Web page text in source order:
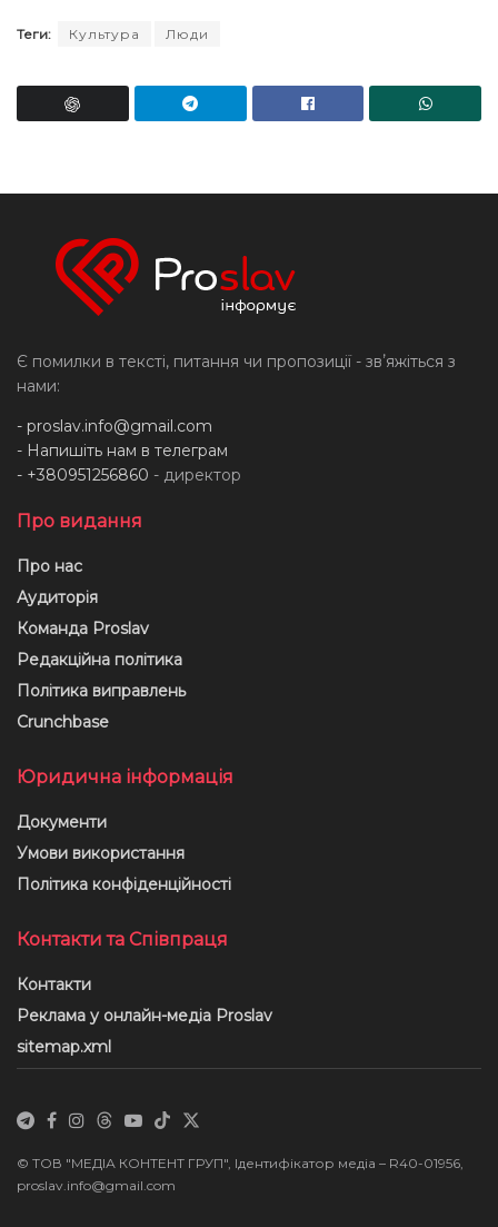
Теги: Культура Люди
Є помилки в тексті, питання чи пропозиції - звʼяжіться з
нами:
- proslav.info@gmail.com
- Напишіть нам в телеграм
- +380951256860 - директор
Про видання
Про нас
Аудиторія
Команда Proslav
Редакційна політика
Політика виправлень
Crunchbase
Юридична інформація
Документи
Умови використання
Політика конфіденційності
Контакти та Співпраця
Контакти
Реклама у онлайн-медіа Proslav
sitemap.xml
© ТОВ "МЕДІА КОНТЕНТ ГРУП", Ідентифікатор медіа – R40-01956,
proslav.info@gmail.com